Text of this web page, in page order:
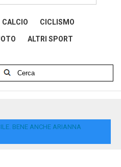
CALCIO CICLISMO
ALTRI SPORT
BENE ANCHE ARIANNA